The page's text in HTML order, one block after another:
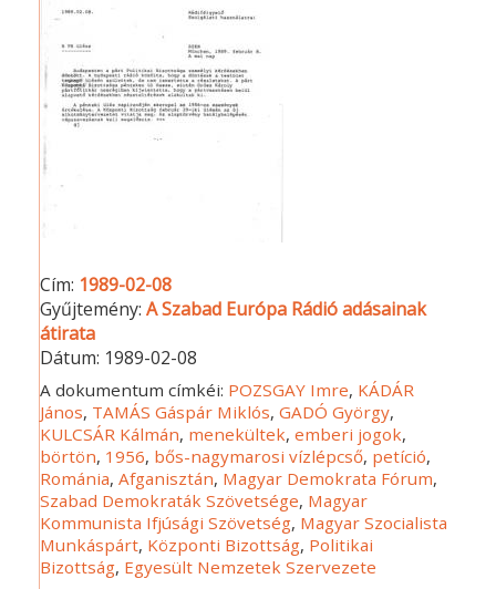
Cím: 1989-02-08
Gyűjtemény:A Szabad Európa Rádió adásainak
átirata
Dátum: 1989-02-08
A dokumentum címkéi: POZSGAY Imre, KÁDÁR
János, TAMÁS Gáspár Miklós,GADÓ György,
KULCSÁR Kálmán, menekültek,emberi jogok,
börtön, 1956, bős-nagymarosi vízlépcső, petíció,
Románia,Afganisztán, Magyar Demokrata Fórum,
Szabad Demokraták Szövetsége, Magyar
Kommunista Ifjúsági Szövetség, Magyar Szocialista
Munkáspárt, Központi Bizottság, Politikai
Bizottság, Egyesült Nemzetek Szervezete